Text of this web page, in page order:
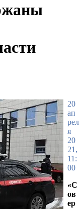
20
ап
рел
я
20
21,
11:
00
«С
ов
ер